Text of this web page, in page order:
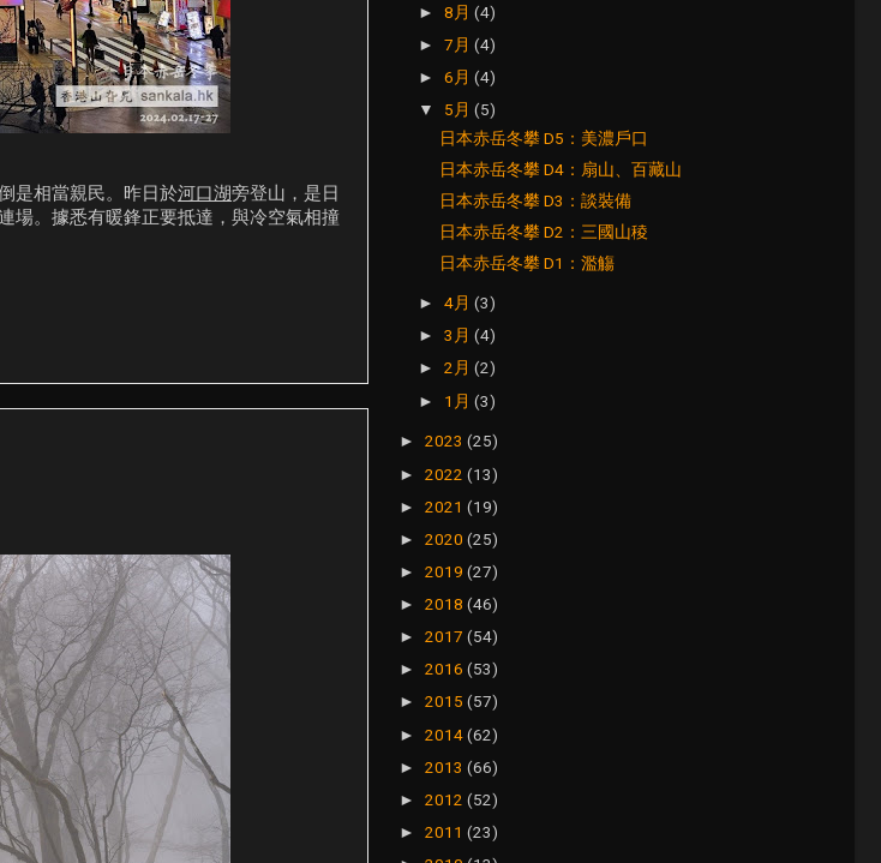
是相當親民。昨日於河口湖旁登山，是日
場。據悉有暖鋒正要抵達，與冷空氣相撞
►8月(4)
►7月(4)
►6月(4)
▼ 5月(5)
日本赤岳冬攀 D5：美濃戶口
日本赤岳冬攀 D4：扇山、百藏山
日本赤岳冬攀 D3：談裝備
日本赤岳冬攀 D2：三國山稜
日本赤岳冬攀 D1：濫觴
►4月(3)
►3月(4)
►2月(2)
► 1月(3)
► 2023 (25)
► 2022 (13)
► 2021 (19)
► 2020 (25)
► 2019 (27)
► 2018 (46)
► 2017 (54)
► 2016 (53)
► 2015 (57)
► 2014(62)
► 2013 (66)
► 2012 (52)
► 2011 (23)